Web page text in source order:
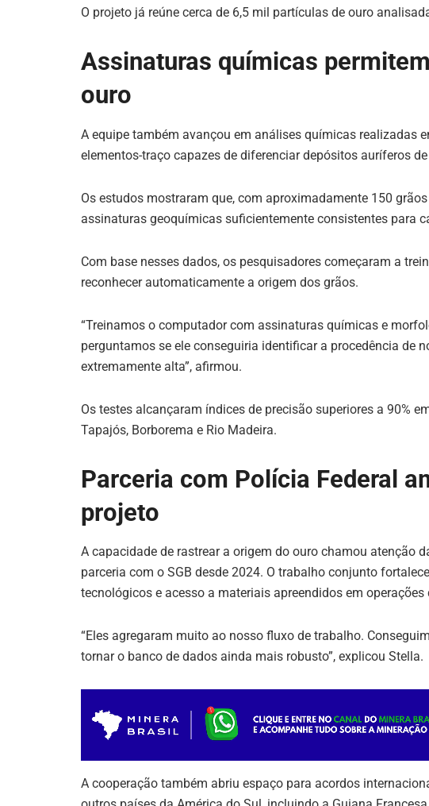
O projeto já reúne cerca de 6,5 mil partículas de ouro
Assinaturas químicas
ouro
A equipe também avançou em análises químicas realizadas
elementos-traço capazes de diferenciar depósitos auríferos
Os estudos mostraram que, com aproximadamente 150
assinaturas geoquímicas suficientemente consistentes para
Com base nesses dados, os pesquisadores começaram a
reconhecer automaticamente a origem dos grãos.
“Treinamos o computador com assinaturas químicas e
perguntamos se ele conseguiria identificar a procedência de
extremamente alta”, afirmou.
Os testes alcançaram índices de precisão superiores a 90%
Tapajós, Borborema e Rio Madeira.
Parceria com Polícia Federal
projeto
A capacidade de rastrear a origem do ouro chamou atenção
parceria com o SGB desde 2024. O trabalho conjunto
tecnológicos e acesso a materiais apreendidos em
“Eles agregaram muito ao nosso fluxo de trabalho.
tornar o banco de dados ainda mais robusto”, explicou Stella.
A cooperação também abriu espaço para acordos